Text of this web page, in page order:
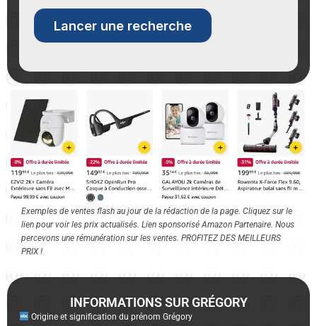
Exemples de ventes flash au jour de la rédaction de la page. Cliquez sur le
lien pour voir les prix actualisés. Lien sponsorisé Amazon Partenaire. Nous
percevons une rémunération sur les ventes. PROFITEZ DES MEILLEURS
PRIX !
INFORMATIONS SUR GRÉGORY
Origine et signification du prénom Grégory